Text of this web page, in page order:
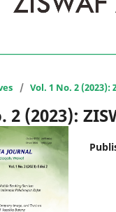
/ Vol. 1 No. 2 (2023):
2 (2023):